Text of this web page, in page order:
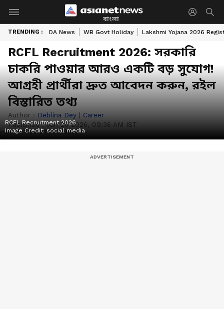
বাংলা
TRENDING : DA News WB Govt Holiday Lakshmi Yojana 2026
RCFL Recruitment 2026: সরকারি
চাকরি পাওয়ার আরও একটি বড় সুযোগ!
আগ্রহী প্রার্থীরা দ্রুত আবেদন করুন, রইল
বিস্তারিত তথ্য
Author : Deblina Dey | Career
Published :Jun 28 2026, 09:36 AM IST
RCFL Recruitment 2026
Image Credit:social media